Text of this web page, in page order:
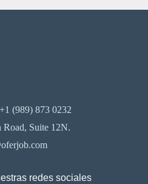
(989) 873 0232
Suite 12N.
redes sociales